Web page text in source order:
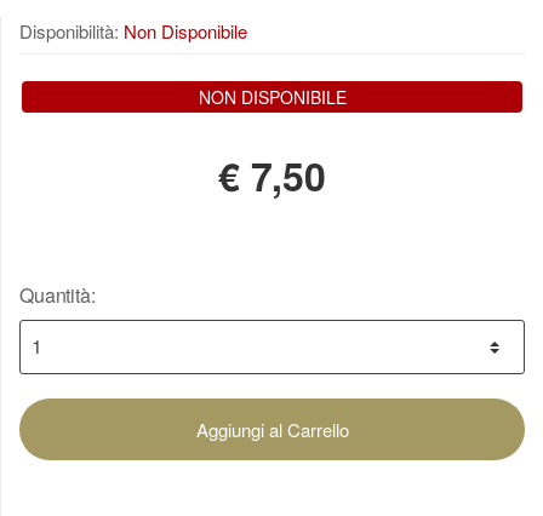
Disponibilità: Non Disponibile
NON DISPONIBILE
€ 7,50
Quantità:
Aggiungi al Carrello